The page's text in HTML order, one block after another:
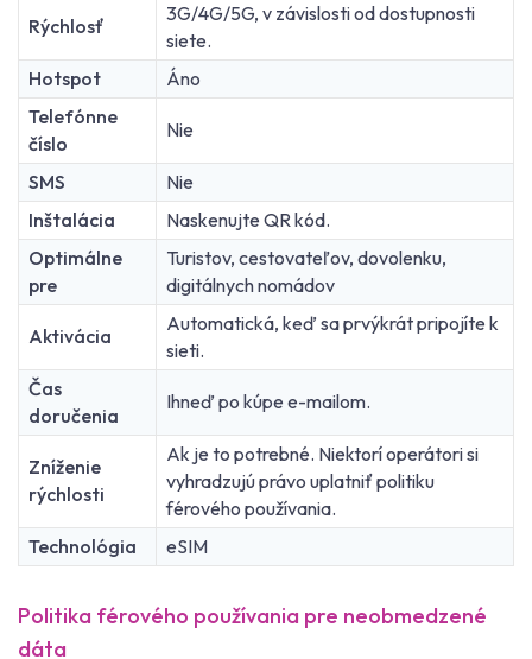
Rýchlosť
3G/4G/5G, v závislosti od dostupnosti
siete.
Hotspot
Áno
Telefónne
číslo
Nie
SMS
Nie
Inštalácia
Naskenujte QR kód.
Optimálne
pre
Turistov, cestovateľov, dovolenku,
digitálnych nomádov
Aktivácia
Automatická, keď sa prvýkrát pripojíte k
sieti.
Čas
doručenia
Ihneď po kúpe e-mailom.
Zníženie
rýchlosti
Ak je to potrebné. Niektorí operátori si
vyhradzujú právo uplatniť politiku
férového používania.
Technológia
eSIM
Politika férového používania pre neobmedzené
dáta